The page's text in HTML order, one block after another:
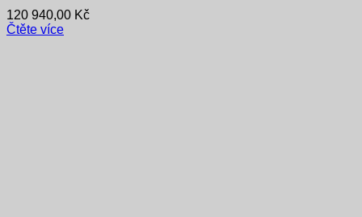
120 940,00 Kč
Čtěte více